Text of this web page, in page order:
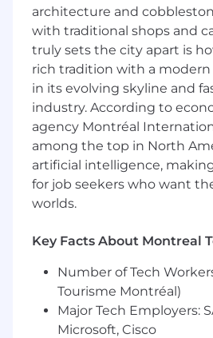
capacités du moteur
Documenter votre travail
meilleures pratiques en
physique;
Faire le profilage et
systèmes existants en
contraintes matérielles;
Assurer la compatibilité
du syst&eme sur toutes
déploiement.
Qualifications
Diplôme en
physique, ou une
professionnelle
domaines;
architecture and
with traditional shops and
truly sets the city apart is
rich tradition with a
in its evolving skyline and
industry. According to
agency Montréal
among the top in North
artificial intelligence,
for job seekers who want
worlds.
Key Facts About Montreal
Number of Tech
Tourisme Montréal)
Major Tech Employers:
Microsoft, Cisco